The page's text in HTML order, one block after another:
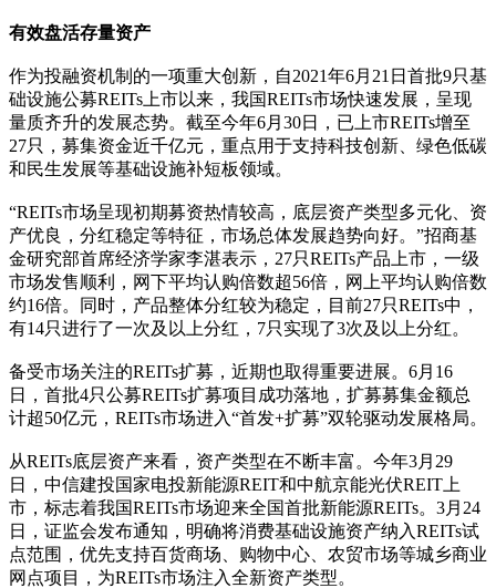
有效盘活存量资产
作为投融资机制的一项重大创新，自2021年6月21日首批9只基
础设施公募REITs上市以来，我国REITs市场快速发展，呈现
量质齐升的发展态势。截至今年6月30日，已上市REITs增至
27只，募集资金近千亿元，重点用于支持科技创新、绿色低碳
和民生发展等基础设施补短板领域。
“REITs市场呈现初期募资热情较高，底层资产类型多元化、资
产优良，分红稳定等特征，市场总体发展趋势向好。”招商基
金研究部首席经济学家李湛表示，27只REITs产品上市，一级
市场发售顺利，网下平均认购倍数超56倍，网上平均认购倍数
约16倍。同时，产品整体分红较为稳定，目前27只REITs中，
有14只进行了一次及以上分红，7只实现了3次及以上分红。
备受市场关注的REITs扩募，近期也取得重要进展。6月16
日，首批4只公募REITs扩募项目成功落地，扩募募集金额总
计超50亿元，REITs市场进入“首发+扩募”双轮驱动发展格局。
从REITs底层资产来看，资产类型在不断丰富。今年3月29
日，中信建投国家电投新能源REIT和中航京能光伏REIT上
市，标志着我国REITs市场迎来全国首批新能源REITs。3月24
日，证监会发布通知，明确将消费基础设施资产纳入REITs试
点范围，优先支持百货商场、购物中心、农贸市场等城乡商业
网点项目，为REITs市场注入全新资产类型。